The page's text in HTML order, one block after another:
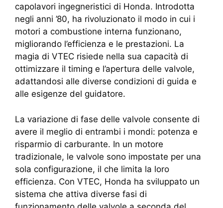
capolavori ingegneristici di Honda. Introdotta
negli anni ’80, ha rivoluzionato il modo in cui i
motori a combustione interna funzionano,
migliorando l’efficienza e le prestazioni. La
magia di VTEC risiede nella sua capacità di
ottimizzare il timing e l’apertura delle valvole,
adattandosi alle diverse condizioni di guida e
alle esigenze del guidatore.
La variazione di fase delle valvole consente di
avere il meglio di entrambi i mondi: potenza e
risparmio di carburante. In un motore
tradizionale, le valvole sono impostate per una
sola configurazione, il che limita la loro
efficienza. Con VTEC, Honda ha sviluppato un
sistema che attiva diverse fasi di